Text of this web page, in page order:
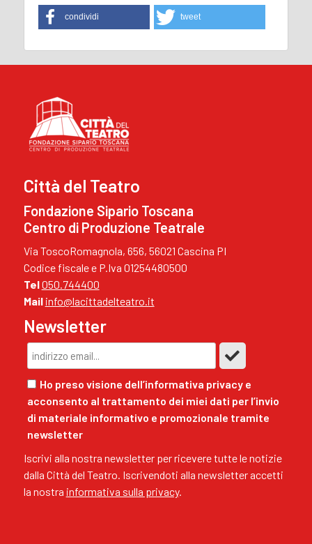
condividi tweet
Città del Teatro
Fondazione Sipario Toscana
Centro di Produzione Teatrale
Via ToscoRomagnola, 656, 56021 Cascina PI
Codice fiscale e P.Iva 01254480500
Tel050.744400
Mail info@lacittadelteatro.it
Newsletter
Ho preso visione dell’informativa privacy e
acconsento al trattamento dei miei dati per l’invio
di materiale informativo e promozionale tramite
newsletter
Iscrivi alla nostra newsletter per ricevere tutte le notizie
dalla Città del Teatro. Iscrivendoti alla newsletter accetti
la nostra informativa sulla privacy.